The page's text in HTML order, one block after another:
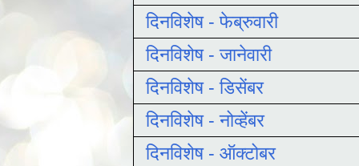
दिनविशेष - फेब्रुवारी
दिनविशेष - जानेवारी
दिनविशेष - डिसेंबर
दिनविशेष - नोव्हेंबर
दिनविशेष - ऑक्टोबर